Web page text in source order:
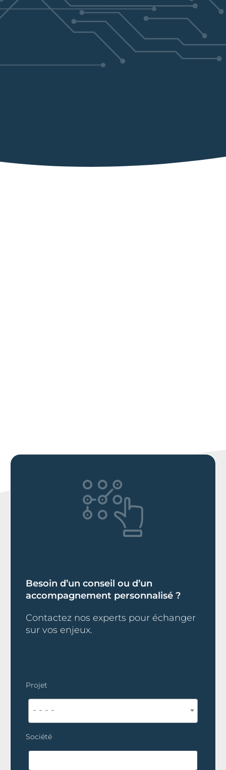
Besoin d’un conseil ou d’un
accompagnement personnalisé ?
Contactez nos experts pour échanger
sur vos enjeux.
Projet
- - - -
Société